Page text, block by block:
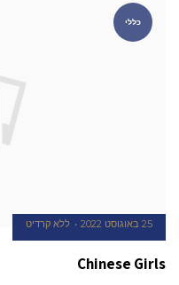
כללי
25 באוגוסט 2022 ללא קרדיט
Chinese Girls